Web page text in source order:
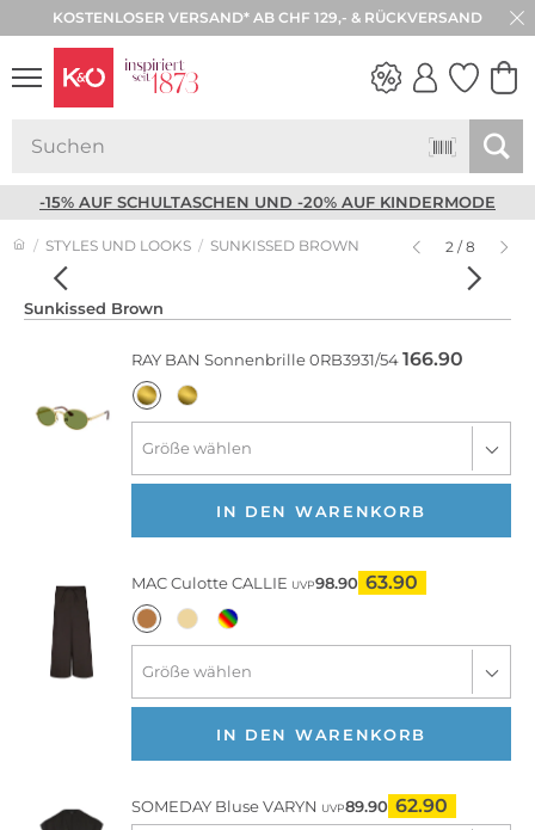
KOSTENLOSER VERSAND* AB CHF 129,- & RÜCKVERSAND
-15% AUF SCHULTASCHEN UND -20% AUF KINDERMODE
STYLES UND LOOKS SUNKISSED BROWN 2 / 8
Sunkissed Brown
RAY BAN Sonnenbrille 0RB3931/54166.90
IN DEN WARENKORB
MACCulotte CALLIE UVP98.90 63.90
IN DEN WARENKORB
SOMEDAY Bluse VARYN UVP89.90 62.90